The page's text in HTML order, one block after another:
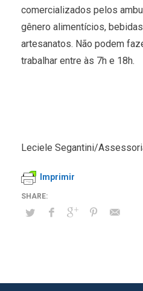
comercializados pelos
gênero alimentícios,
artesanatos. Não podem
trabalhar entre às 7h e 18h.
Leciele Segantini/
Imprimir